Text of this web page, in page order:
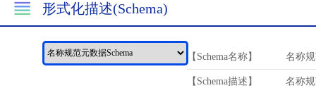
形式化描述(Schema)
【Schema名称】 名称规
【Schema描述】
名称